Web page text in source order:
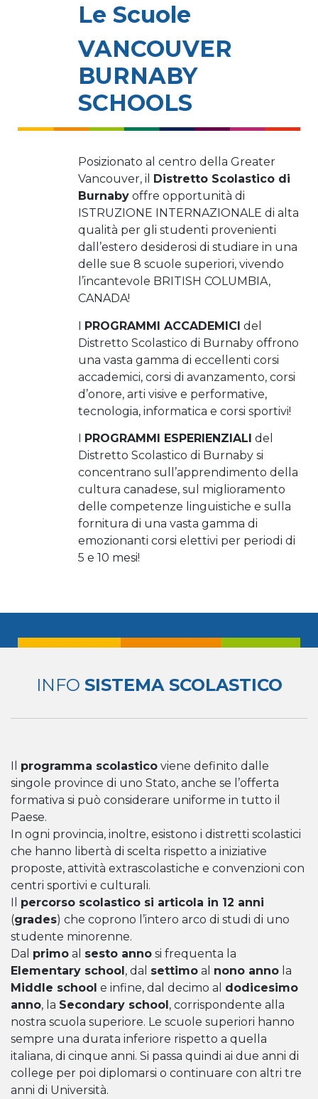
Le Scuole
VANCOUVER
BURNABY
SCHOOLS
Posizionato al centro della Greater
Vancouver, il
Distretto Scolastico di
Burnaby offre opportunità di
ISTRUZIONE INTERNAZIONALE di alta
qualità per gli studenti provenienti
dall’estero desiderosi di studiare in una
delle sue 8 scuole superiori, vivendo
l’incantevole BRITISH COLUMBIA,
CANADA!
I PROGRAMMI ACCADEMICI del
Distretto Scolastico di Burnaby offrono
una vasta gamma di eccellenti corsi
accademici, corsi di avanzamento, corsi
d’onore, arti visive e performative,
tecnologia, informatica e corsi sportivi!
I PROGRAMMI ESPERIENZIALI del
Distretto Scolastico di Burnaby si
concentrano sull’apprendimento della
cultura canadese, sul miglioramento
delle competenze linguistiche e sulla
fornitura di una vasta gamma di
emozionanti corsi elettivi per periodi di
5 e 10 mesi!
INFO SISTEMA SCOLASTICO
Il programma scolastico viene definito dalle
singole province di uno Stato, anche se l’offerta
formativa si può considerare uniforme in tutto il
Paese.
In ogni provincia, inoltre, esistono i distretti scolastici
che hanno libertà di scelta rispetto a iniziative
proposte, attività extrascolastiche e convenzioni con
centri sportivi e culturali.
Il percorso scolastico si articola in 12 anni
(grades) che coprono l’intero arco di studi di uno
studente minorenne.
Dal primo al sesto anno si frequenta la
Elementary school, dal settimo al nono anno la
Middle school e infine, dal decimo al dodicesimo
anno, la Secondary school, corrispondente alla
nostra scuola superiore. Le scuole superiori hanno
sempre una durata inferiore rispetto a quella
italiana, di cinque anni. Si passa quindi ai due anni di
college per poi diplomarsi o continuare con altri tre
anni di Università.